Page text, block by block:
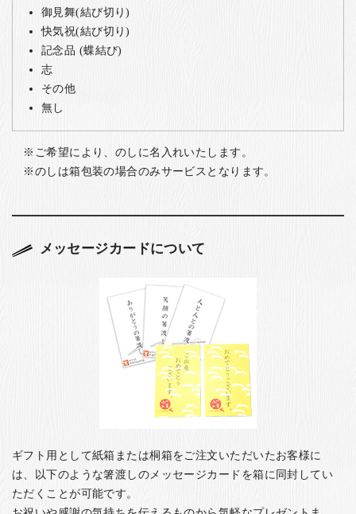
御見舞(結び切り)
快気祝(結び切り)
記念品 (蝶結び)
志
その他
無し
ご希望により、のしに名入れいたします。
のしは箱包装の場合のみサービスとなります。
メッセージカードについて
ギフト用として紙箱または桐箱をご注文いただいたお客様に
は、以下のような箸渡しのメッセージカードを箱に同封してい
ただくことが可能です。